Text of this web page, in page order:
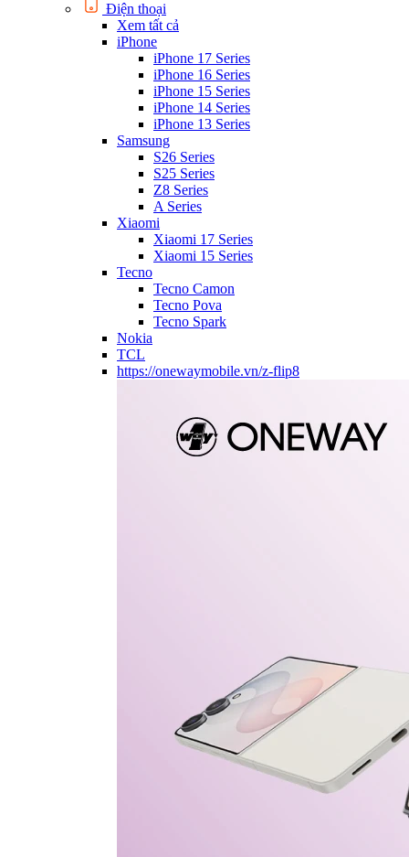
Điện thoại
Xem tất cả
iPhone
iPhone 17 Series
iPhone 16 Series
iPhone 15 Series
iPhone 14 Series
iPhone 13 Series
Samsung
S26 Series
S25 Series
Z8 Series
A Series
Xiaomi
Xiaomi 17 Series
Xiaomi 15 Series
Tecno
Tecno Camon
Tecno Pova
Tecno Spark
Nokia
TCL
https://onewaymobile.vn/z-flip8